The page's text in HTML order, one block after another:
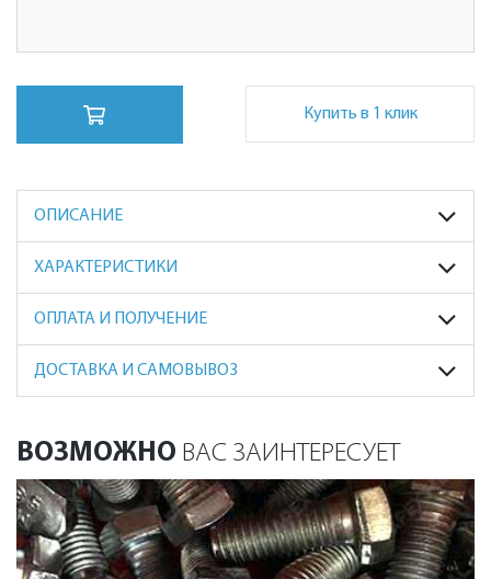
Купить в 1 клик
ОПИСАНИЕ
ХАРАКТЕРИСТИКИ
ОПЛАТА И ПОЛУЧЕНИЕ
ДОСТАВКА И САМОВЫВОЗ
ВОЗМОЖНО ВАС ЗАИНТЕРЕСУЕТ